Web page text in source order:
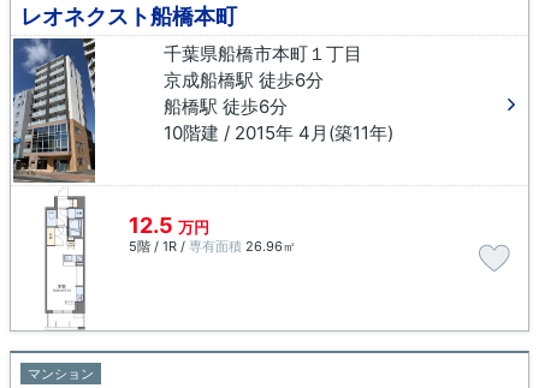
レオネクスト船橋本町
千葉県船橋市本町１丁目
京成船橋駅 徒歩6分
船橋駅 徒歩6分
10階建 / 2015年 4月(築11年)
12.5 万円
5階 / 1R / 専有面積 26.96㎡
マンション